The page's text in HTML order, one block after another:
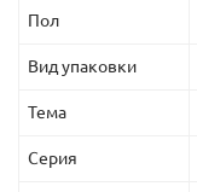
Пол
Вид упаковки
Тема
Серия